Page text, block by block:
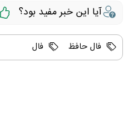
آیا این خبر مفید بود؟
فال حافظ فال